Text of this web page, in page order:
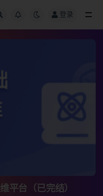
登录
平台（已完结）